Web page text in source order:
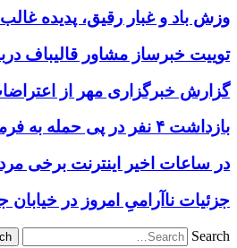
وزش باد و غبار رقیق، پدیده
توییت خبرساز مشاور قالیباف
گزارش خبرگزاری مهر از
بازداشت ۴ نفر در پی حمله به فرمانداری فسا
در ساعات اخیر اینترنت برخی
جزئیات ناآرامیِ امروز در
Search